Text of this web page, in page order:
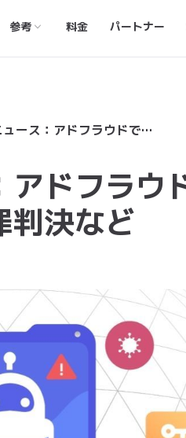
参考 料金 パートナー
海外アドテクニュース：アドフラウドで数百万ドル盗んだ詐欺の王に有罪判決など
ドフラウ
判決など